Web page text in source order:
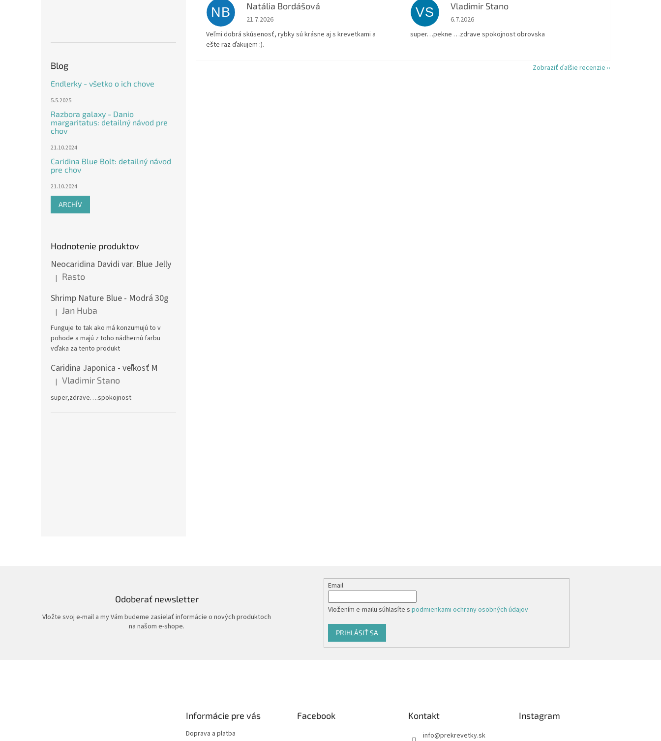
Blog
Endlerky - všetko o ich chove
5.5.2025
Razbora galaxy - Danio
margaritatus: detailný návod pre
chov
21.10.2024
Caridina Blue Bolt: detailný návod
pre chov
21.10.2024
ARCHÍV
Hodnotenie produktov
Neocaridina Davidi var. Blue Jelly
Hodnotenie produktu je 5 z 5 hviezdičiek.
| Rasto
Shrimp Nature Blue - Modrá 30g
Hodnotenie produktu je 5 z 5 hviezdičiek.
| Jan Huba
Funguje to tak ako má konzumujú to v
pohode a majú z toho nádhernú farbu
vďaka za tento produkt
Caridina Japonica - veľkosť M
Hodnotenie produktu je 5 z 5 hviezdičiek.
| Vladimir Stano
super,zdrave….spokojnost
NB Natália Bordášová
Hodnotenie obchodu je 5 z 5 hviezdičiek.
21.7.2026
Veľmi dobrá skúsenosť, rybky sú krásne aj s krevetkami a
ešte raz ďakujem :).
VS Vladimir Stano
Hodnotenie obchodu je 5 z 5 hviezdičiek.
6.7.2026
super…pekne …zdrave spokojnost obrovska
Zobraziť ďalšie recenzie
Odoberať newsletter
Vložte svoj e-mail a my Vám budeme zasielať informácie o nových produktoch
na našom e-shope.
Email
Vložením e-mailu súhlasíte spodmienkami ochrany osobných údajov
PRIHLÁSIŤ SA
Informácie pre vás
Doprava a platba
Facebook Kontakt
info@prekrevetky.sk
Instagram